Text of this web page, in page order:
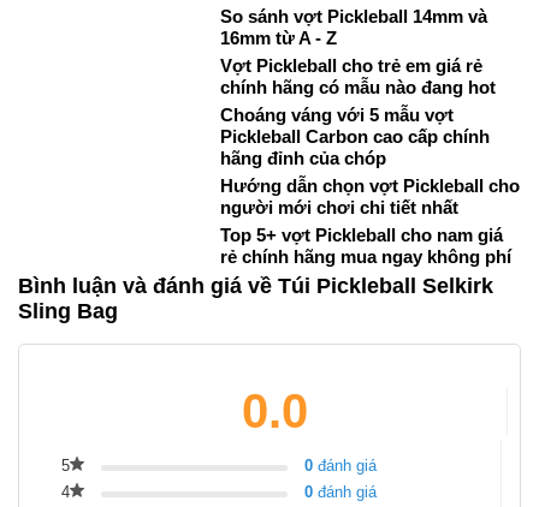
So sánh vợt Pickleball 14mm và
16mm từ A - Z
Vợt Pickleball cho trẻ em giá rẻ
chính hãng có mẫu nào đang hot
Choáng váng với 5 mẫu vợt
Pickleball Carbon cao cấp chính
hãng đỉnh của chóp
Hướng dẫn chọn vợt Pickleball cho
người mới chơi chi tiết nhất
Top 5+ vợt Pickleball cho nam giá
rẻ chính hãng mua ngay không phí
Bình luận và đánh giá về Túi Pickleball Selkirk
Sling Bag
0.0
5 0 đánh giá
4
0 đánh giá